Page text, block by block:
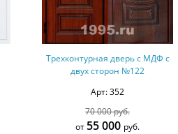
Трехконтурная дверь с МДФ с
двух сторон №122
Арт: 352
70 000 руб.
55 000руб.